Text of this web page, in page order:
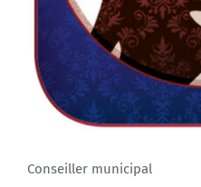
Conseiller municipal